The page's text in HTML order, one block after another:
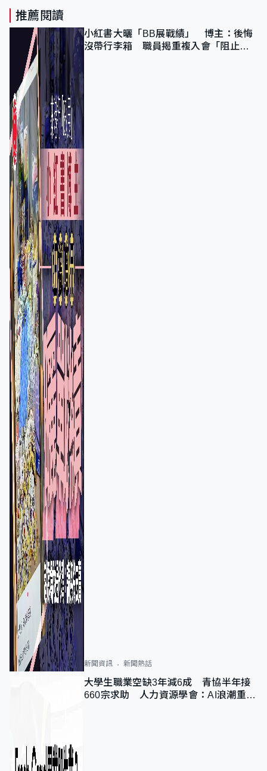
推薦閱讀
小紅書大曬「BB展戰績」 博主：後悔
沒帶行李箱 職員揭重複入會「阻止唔
新聞資訊 新聞熱話
大學生職業空缺3年減6成 青協半年接
660宗求助 人力資源學會：AI浪潮重整